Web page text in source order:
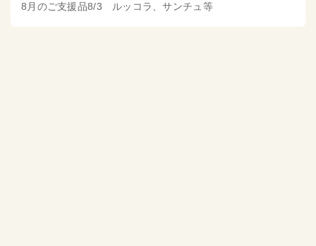
8月のご支援品8/3 ルッコラ、サンチュ等